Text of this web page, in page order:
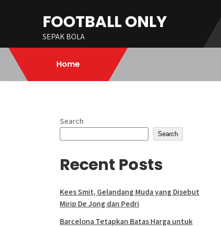
FOOTBALL ONLY
SEPAK BOLA
Home
Search
Search
Recent Posts
Kees Smit, Gelandang Muda yang Disebut
Mirip De Jong dan Pedri
Barcelona Tetapkan Batas Harga untuk